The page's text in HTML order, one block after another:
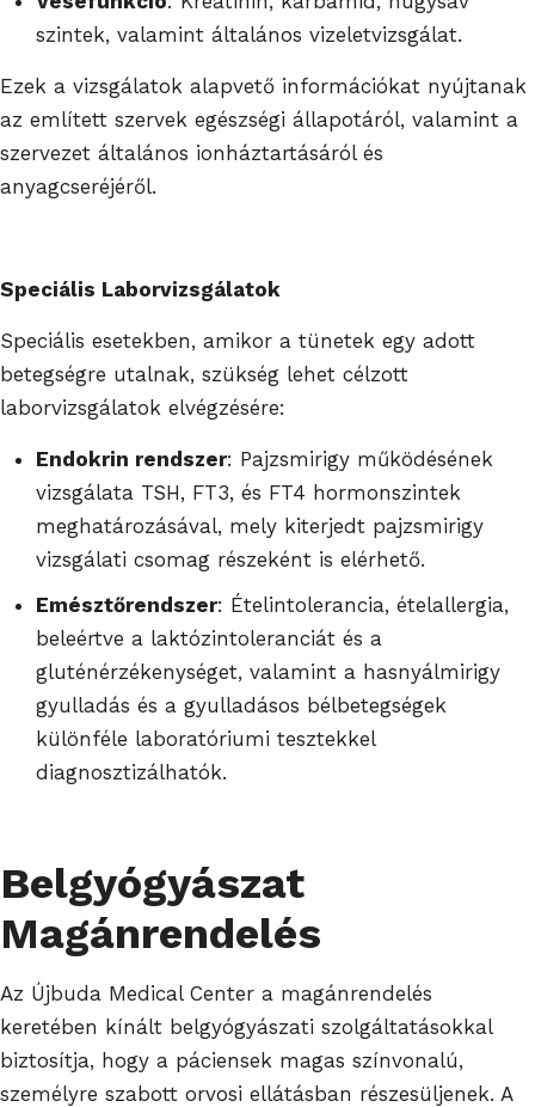
szintek, valamint általános vizeletvizsgálat.
Ezek a vizsgálatok alapvető információkat nyújtanak
az említett szervek egészségi állapotáról, valamint a
szervezet általános ionháztartásáról és
anyagcseréjéről.
Speciális Laborvizsgálatok
Speciális esetekben, amikor a tünetek egy adott
betegségre utalnak, szükség lehet célzott
laborvizsgálatok elvégzésére:
Endokrin rendszer: Pajzsmirigy működésének
vizsgálata TSH, FT3, és FT4 hormonszintek
meghatározásával, mely kiterjedt pajzsmirigy
vizsgálati csomag részeként is elérhető.
Emésztőrendszer: Ételintolerancia, ételallergia,
beleértve a laktózintoleranciát és a
gluténérzékenységet, valamint a hasnyálmirigy
gyulladás és a gyulladásos bélbetegségek
különféle laboratóriumi tesztekkel
diagnosztizálhatók.
Belgyógyászat
Magánrendelés
Az Újbuda Medical Center a magánrendelés
keretében kínált belgyógyászati szolgáltatásokkal
biztosítja, hogy a páciensek magas színvonalú,
személyre szabott orvosi ellátásban részesüljenek. A